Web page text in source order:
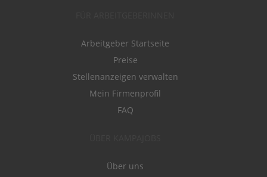
Arbeitgeber Startseite
Preise
Stellenanzeigen verwalten
Mein Firmenprofil
FAQ
Über uns